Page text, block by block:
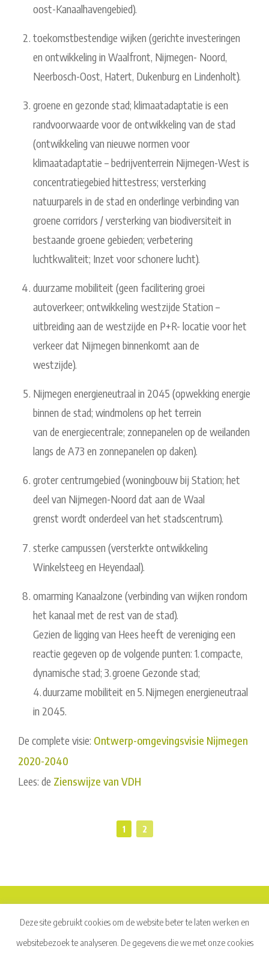
oost-Kanaalhavengebied).
toekomstbestendige wijken (gerichte investeringen
en ontwikkeling in Waalfront, Nijmegen- Noord,
Neerbosch-Oost, Hatert, Dukenburg en Lindenholt).
groene en gezonde stad; klimaatadaptatie is een
randvoorwaarde voor de ontwikkeling van de stad
(ontwikkeling van nieuwe normen voor
klimaatadaptatie – bedrijventerrein Nijmegen-West is
concentratiegebied hittestress; versterking
natuurparels in de stad en onderlinge verbinding van
groene corridors / versterking van biodiversiteit in
bestaande groene gebieden; verbetering
luchtkwaliteit; Inzet voor schonere lucht).
duurzame mobiliteit (geen facilitering groei
autoverkeer; ontwikkeling westzijde Station –
uitbreiding aan de westzijde en P+R- locatie voor het
verkeer dat Nijmegen binnenkomt aan de
westzijde).
Nijmegen energieneutraal in 2045 (opwekking energie
binnen de stad; windmolens op het terrein
van de energiecentrale; zonnepanelen op de weilanden
langs de A73 en zonnepanelen op daken).
groter centrumgebied (woningbouw bij Station; het
deel van Nijmegen-Noord dat aan de Waal
grenst wordt onderdeel van het stadscentrum).
sterke campussen (versterkte ontwikkeling
Winkelsteeg en Heyendaal).
omarming Kanaalzone (verbinding van wijken rondom
het kanaal met de rest van de stad).
Gezien de ligging van Hees heeft de vereniging een
reactie gegeven op de volgende punten: 1. compacte,
dynamische stad; 3. groene Gezonde stad;
4. duurzame mobiliteit en 5. Nijmegen energieneutraal
in 2045.
De complete visie: Ontwerp-omgevingsvisie Nijmegen
2020-2040
Lees: de Zienswijze van VDH
1 2
Deze site gebruikt cookies om de website beter te laten werken en
websitebezoek te analyseren. De gegevens die we met onze cookies